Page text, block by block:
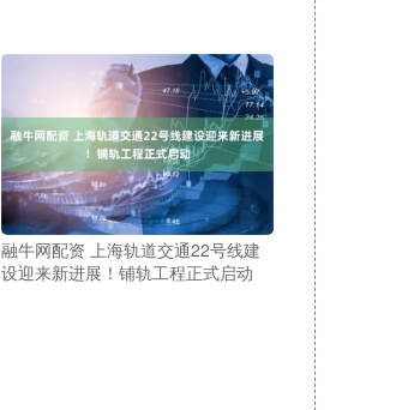
融牛网配资 上海轨道交通22号线建
设迎来新进展！铺轨工程正式启动